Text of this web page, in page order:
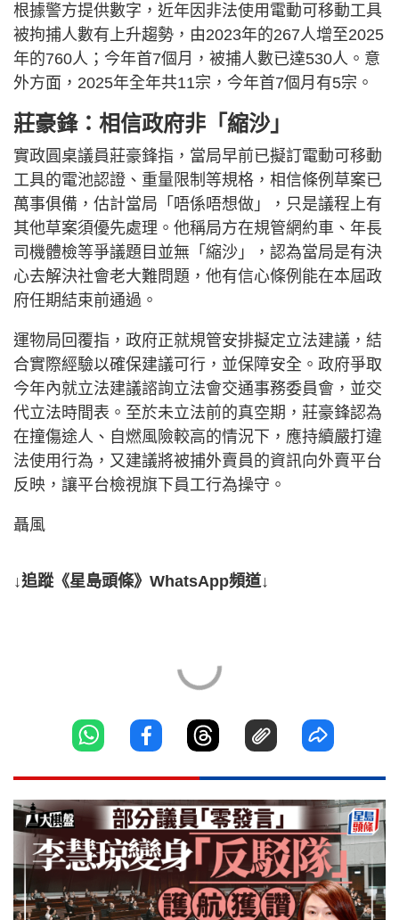
根據警方提供數字，近年因非法使用電動可移動工具
被拘捕人數有上升趨勢，由2023年的267人增至2025
年的760人；今年首7個月，被捕人數已達530人。意
外方面，2025年全年共11宗，今年首7個月有5宗。
莊豪鋒：相信政府非「縮沙」
實政圓桌議員莊豪鋒指，當局早前已擬訂電動可移動
工具的電池認證、重量限制等規格，相信條例草案已
萬事俱備，估計當局「唔係唔想做」，只是議程上有
其他草案須優先處理。他稱局方在規管網約車、年長
司機體檢等爭議題目並無「縮沙」，認為當局是有決
心去解決社會老大難問題，他有信心條例能在本屆政
府任期結束前通過。
運物局回覆指，政府正就規管安排擬定立法建議，結
合實際經驗以確保建議可行，並保障安全。政府爭取
今年內就立法建議諮詢立法會交通事務委員會，並交
代立法時間表。至於未立法前的真空期，莊豪鋒認為
在撞傷途人、自燃風險較高的情況下，應持續嚴打違
法使用行為，又建議將被捕外賣員的資訊向外賣平台
反映，讓平台檢視旗下員工行為操守。
聶風
↓追蹤《星島頭條》WhatsApp頻道↓